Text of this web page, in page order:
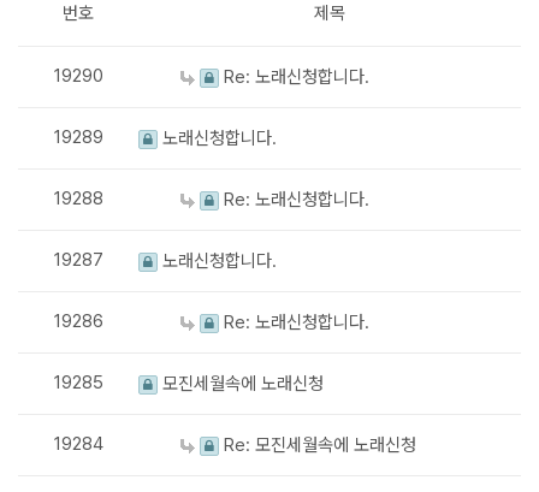
번호 제목
19290 Re: 노래신청합니다.
19289 노래신청합니다.
19288 Re: 노래신청합니다.
19287 노래신청합니다.
19286 Re: 노래신청합니다.
19285 모진세월속에 노래신청
19284 Re: 모진세월속에 노래신청